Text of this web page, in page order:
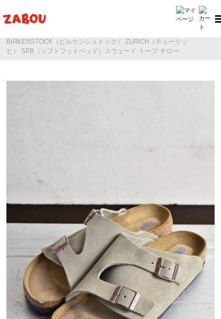
BIRKENSTOCK（ビルケンシュトック） ZURICH（チューリッ
ヒ） SFB（ソフトフットベッド）スウェード トープ ナロー